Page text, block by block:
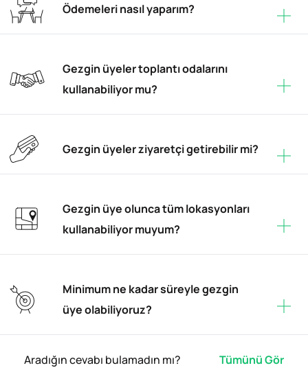
Ödemeleri nasıl yaparım?
Gezgin üyeler toplantı odalarını
kullanabiliyor mu?
Gezgin üyeler ziyaretçi getirebilir mi?
Gezgin üye olunca tüm lokasyonları
kullanabiliyor muyum?
Minimum ne kadar süreyle gezgin
üye olabiliyoruz?
Aradığın cevabı bulamadın mı? Tümünü Gör